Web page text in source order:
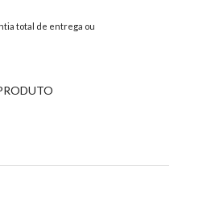
total de entrega ou